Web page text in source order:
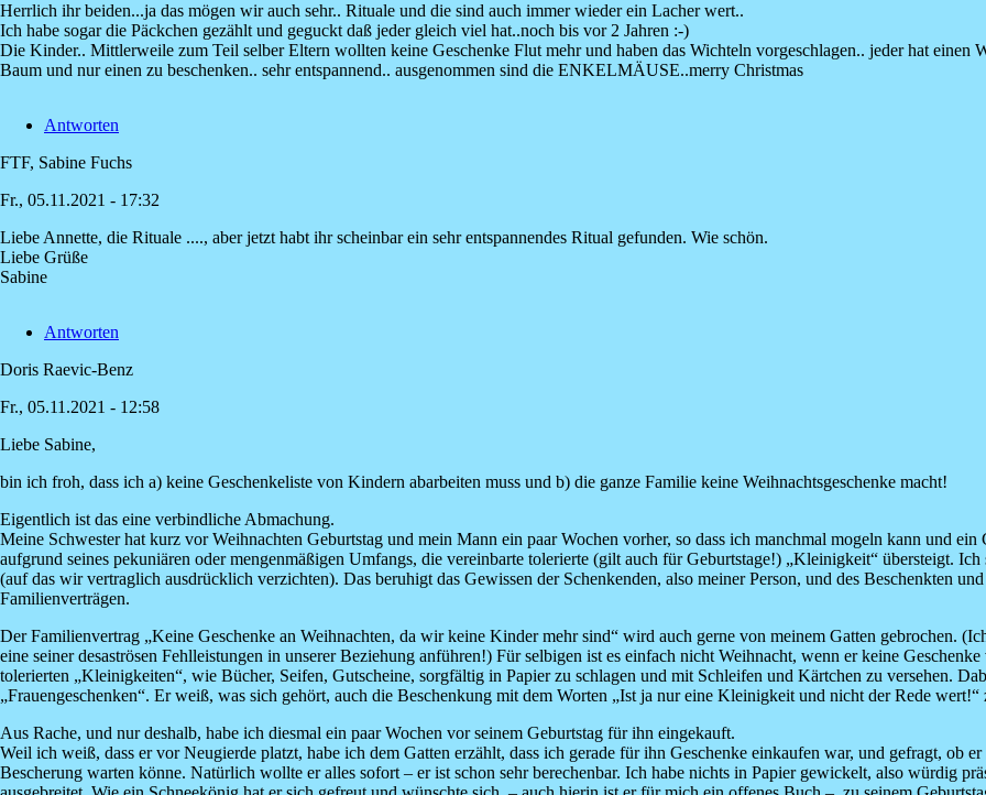
Herrlich ihr beiden...ja das mögen wir auch sehr.. Rituale und die sind auch immer wieder ein Lacher wert..
Ich habe sogar die Päckchen gezählt und geguckt daß jeder gleich viel hat..noch bis vor 2 Jahren :-)
Die Kinder.. Mittlerweile zum Teil selber Eltern wollten keine Geschenke Flut mehr und haben das Wichteln vorgeschlagen.. jeder hat einen
Baum und nur einen zu beschenken.. sehr entspannend.. ausgenommen sind die ENKELMÄUSE..merry Christmas
Antworten
FTF, Sabine Fuchs
Fr., 05.11.2021 - 17:32
Antwort
auf
beiden...ja
von
Liebe Annette, die Rituale ...., aber jetzt habt ihr scheinbar ein sehr entspannendes Ritual gefunden. Wie schön.
Liebe Grüße
Sabine
Antworten
Doris Raevic-Benz
Fr., 05.11.2021 - 12:58
Liebe Sabine,
bin ich froh, dass ich a) keine Geschenkeliste von Kindern abarbeiten muss und b) die ganze Familie keine Weihnachtsgeschenke macht!
Eigentlich ist das eine verbindliche Abmachung.
Meine Schwester hat kurz vor Weihnachten Geburtstag und mein Mann ein paar Wochen vorher, so dass ich manchmal mogeln kann und ein
aufgrund seines pekuniären oder mengenmäßigen Umfangs, die vereinbarte tolerierte (gilt auch für Geburtstage!) „Kleinigkeit“ übersteigt. Ich
(auf das wir vertraglich ausdrücklich verzichten). Das beruhigt das Gewissen der Schenkenden, also meiner Person, und des Beschenkten
Familienverträgen.
Der Familienvertrag „Keine Geschenke an Weihnachten, da wir keine Kinder mehr sind“ wird auch gerne von meinem Gatten gebrochen.
eine seiner desaströsen Fehlleistungen in unserer Beziehung anführen!) Für selbigen ist es einfach nicht Weihnacht, wenn er keine
tolerierten „Kleinigkeiten“, wie Bücher, Seifen, Gutscheine, sorgfältig in Papier zu schlagen und mit Schleifen und Kärtchen zu versehen.
„Frauengeschenken“. Er weiß, was sich gehört, auch die Beschenkung mit dem Worten „Ist ja nur eine Kleinigkeit und nicht der Rede wert!“
Aus Rache, und nur deshalb, habe ich diesmal ein paar Wochen vor seinem Geburtstag für ihn eingekauft.
Weil ich weiß, dass er vor Neugierde platzt, habe ich dem Gatten erzählt, dass ich gerade für ihn Geschenke einkaufen war, und gefragt, ob
Bescherung warten könne. Natürlich wollte er alles sofort – er ist schon sehr berechenbar. Ich habe nichts in Papier gewickelt, also würdig